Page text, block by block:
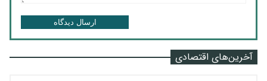
ارسال دیدگاه
آخرین‌های اقتصادی